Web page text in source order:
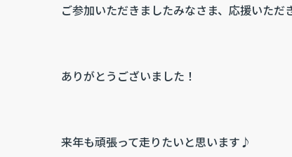
ご参加いただきましたみなさま、応援いただ
ありがとうございました！
来年も頑張って走りたいと思います♪